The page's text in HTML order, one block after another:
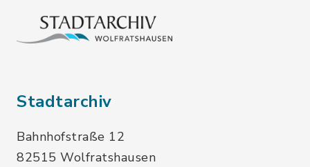
Stadtarchiv
Bahnhofstraße 12
82515 Wolfratshausen